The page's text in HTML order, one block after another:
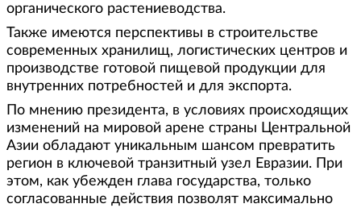
органического растениеводства.
Также имеются перспективы в строительстве
современных хранилищ, логистических центров и
производстве готовой пищевой продукции для
внутренних потребностей и для экспорта.
По мнению президента, в условиях происходящих
изменений на мировой арене страны Центральной
Азии обладают уникальным шансом превратить
регион в ключевой транзитный узел Евразии. При
этом, как убежден глава государства, только
согласованные действия позволят максимально